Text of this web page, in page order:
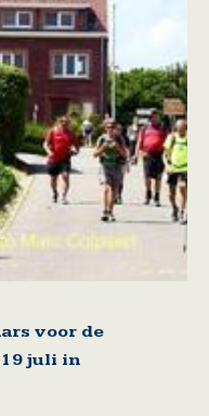
voor de
juli in